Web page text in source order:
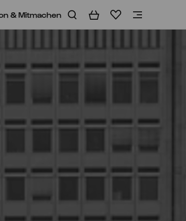
& Mitmachen WarenkorbMerkliste